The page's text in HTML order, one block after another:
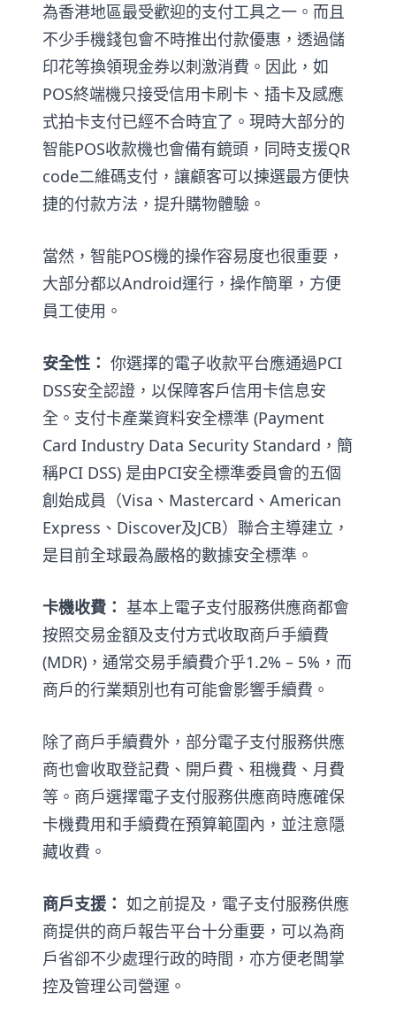
為香港地區最受歡迎的支付工具之一。而且
不少手機錢包會不時推出付款優惠，透過儲
印花等換領現金券以刺激消費。因此，如
POS終端機只接受信用卡刷卡、插卡及感應
式拍卡支付已經不合時宜了。現時大部分的
智能POS收款機也會備有鏡頭，同時支援QR
code二維碼支付，讓顧客可以揀選最方便快
捷的付款方法，提升購物體驗。
當然，智能POS機的操作容易度也很重要，
大部分都以Android運行，操作簡單，方便
員工使用。
安全性： 你選擇的電子收款平台應通過PCI
DSS安全認證，以保障客戶信用卡信息安
全。支付卡產業資料安全標準 (Payment
Card Industry Data Security Standard，簡
稱PCI DSS) 是由PCI安全標準委員會的五個
創始成員（Visa、Mastercard、American
Express、Discover及JCB）聯合主導建立，
是目前全球最為嚴格的數據安全標準。
卡機收費： 基本上電子支付服務供應商都會
按照交易金額及支付方式收取商戶手續費
(MDR)，通常交易手續費介乎1.2% – 5%，而
商戶的行業類別也有可能會影響手續費。
除了商戶手續費外，部分電子支付服務供應
商也會收取登記費、開戶費、租機費、月費
等。商戶選擇電子支付服務供應商時應確保
卡機費用和手續費在預算範圍內，並注意隱
藏收費。
商戶支援： 如之前提及，電子支付服務供應
商提供的商戶報告平台十分重要，可以為商
戶省卻不少處理行政的時間，亦方便老闆掌
控及管理公司營運。